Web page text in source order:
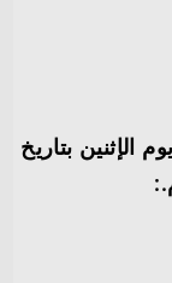
الإثنين بتاريخ